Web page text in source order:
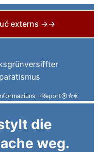
externs →→
≡Report⦿☆€
die
weg.